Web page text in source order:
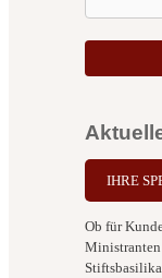
IHRE
Ob für
Ministranten